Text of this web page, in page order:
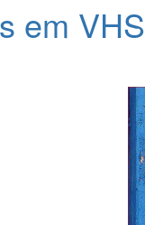
em VHS